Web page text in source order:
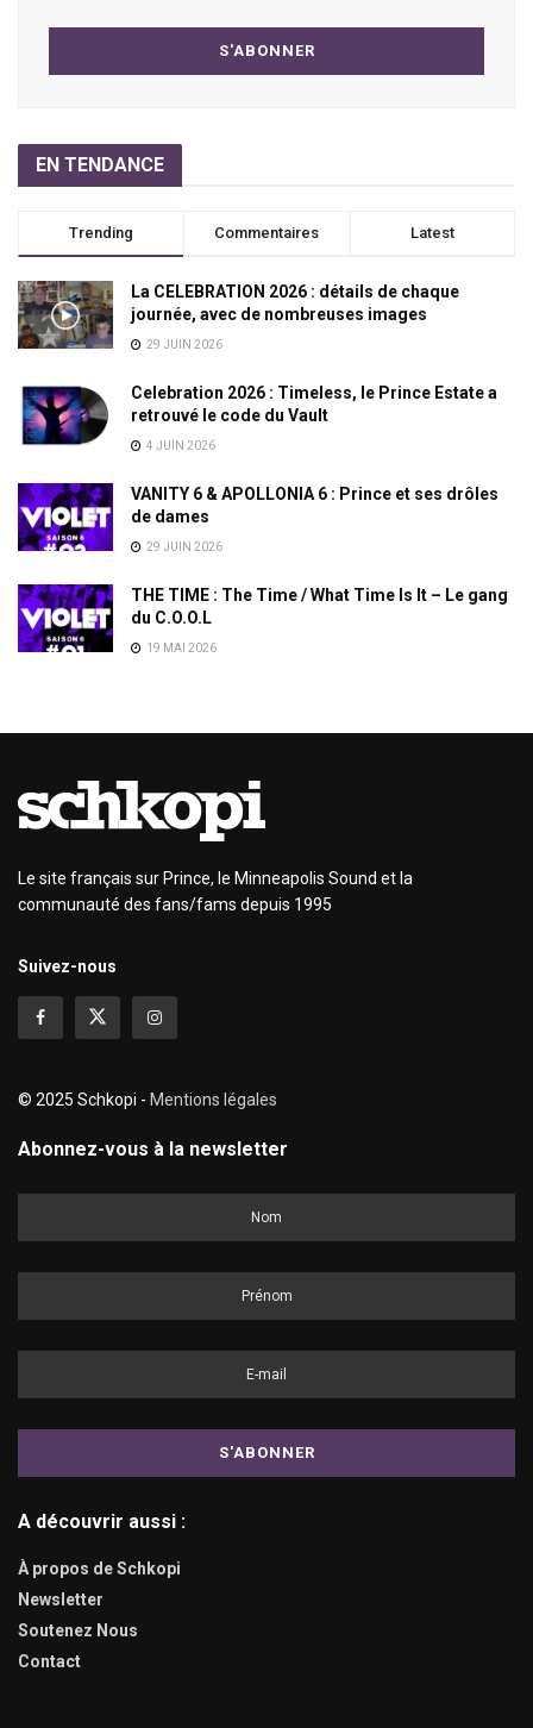
EN TENDANCE
Trending Commentaires Latest
La CELEBRATION 2026 : détails de chaque
journée, avec de nombreuses images
29 JUIN 2026
Celebration 2026 : Timeless, le Prince Estate a
retrouvé le code du Vault
4 JUIN 2026
VANITY 6 & APOLLONIA 6 : Prince et ses drôles
de dames
29 JUIN 2026
THE TIME : The Time / What Time Is It – Le gang
du C.O.O.L
19 MAI 2026
Le site français sur Prince, le Minneapolis Sound et la
communauté des fans/fams depuis 1995
Suivez-nous
© 2025 Schkopi - Mentions légales
Abonnez-vous à la newsletter
A découvrir aussi :
À propos de Schkopi
Newsletter
Soutenez Nous
Contact